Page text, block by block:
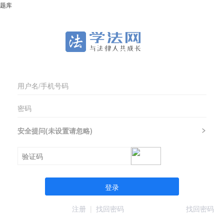
题库
安全提问(未设置请忽略)
登录
注册 | 找回密码 找回密码